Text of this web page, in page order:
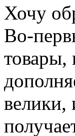
Хочу
Во-
товары,
велики,